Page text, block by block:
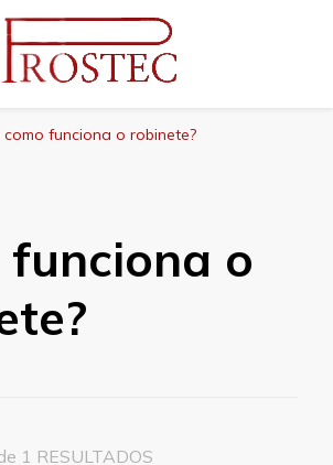
como funciona o robinete?
funciona o
1 RESULTADOS